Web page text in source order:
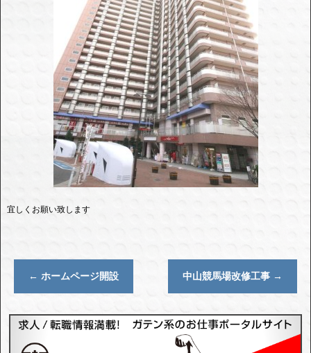
宜しくお願い致します
← ホームページ開設 中山競馬場改修工事 →